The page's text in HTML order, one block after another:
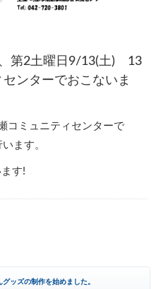
第2土曜日9/13(土) 13
ンターでおこないま
コミュニティセンターで
ます。
す!
ッズの制作を始めました。